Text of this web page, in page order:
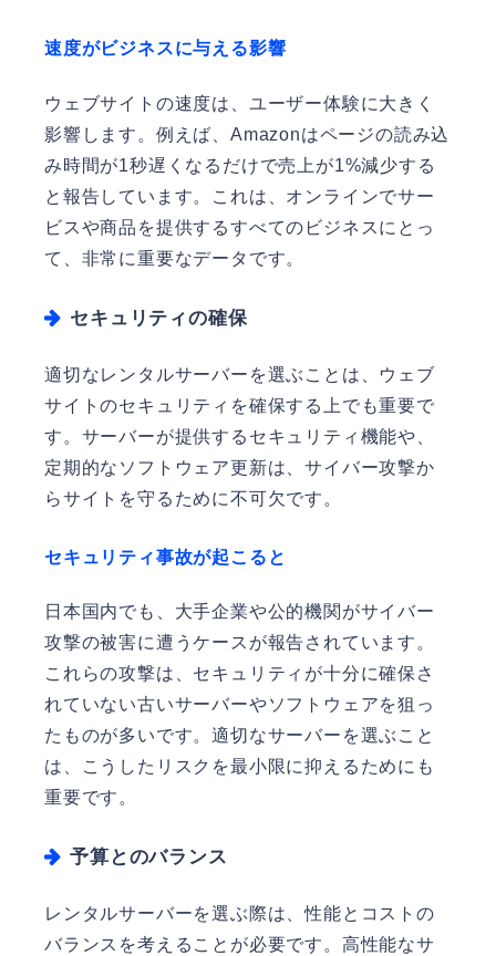
速度がビジネスに与える影響
ウェブサイトの速度は、ユーザー体験に大きく
影響します。例えば、Amazonはページの読み込
み時間が1秒遅くなるだけで売上が1%減少する
と報告しています。これは、オンラインでサー
ビスや商品を提供するすべてのビジネスにとっ
て、非常に重要なデータです。
セキュリティの確保
適切なレンタルサーバーを選ぶことは、ウェブ
サイトのセキュリティを確保する上でも重要で
す。サーバーが提供するセキュリティ機能や、
定期的なソフトウェア更新は、サイバー攻撃か
らサイトを守るために不可欠です。
セキュリティ事故が起こると
日本国内でも、大手企業や公的機関がサイバー
攻撃の被害に遭うケースが報告されています。
これらの攻撃は、セキュリティが十分に確保さ
れていない古いサーバーやソフトウェアを狙っ
たものが多いです。適切なサーバーを選ぶこと
は、こうしたリスクを最小限に抑えるためにも
重要です。
予算とのバランス
レンタルサーバーを選ぶ際は、性能とコストの
バランスを考えることが必要です。高性能なサ